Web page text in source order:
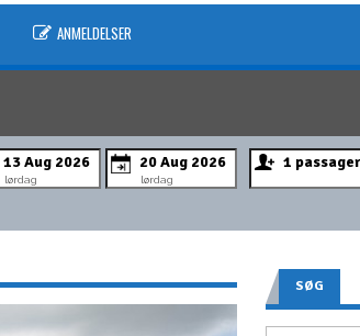
ANMELDELSER
lørdag lørdag
SØG